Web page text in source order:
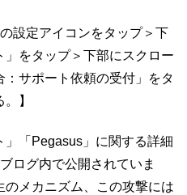
設定アイコンをタップ＞下
をタップ＞下部にスクロー
サポート依頼の受付」をタ
】
「Pegasus」に関する詳細
ログ内で公開されていま
メカニズム、この攻撃には